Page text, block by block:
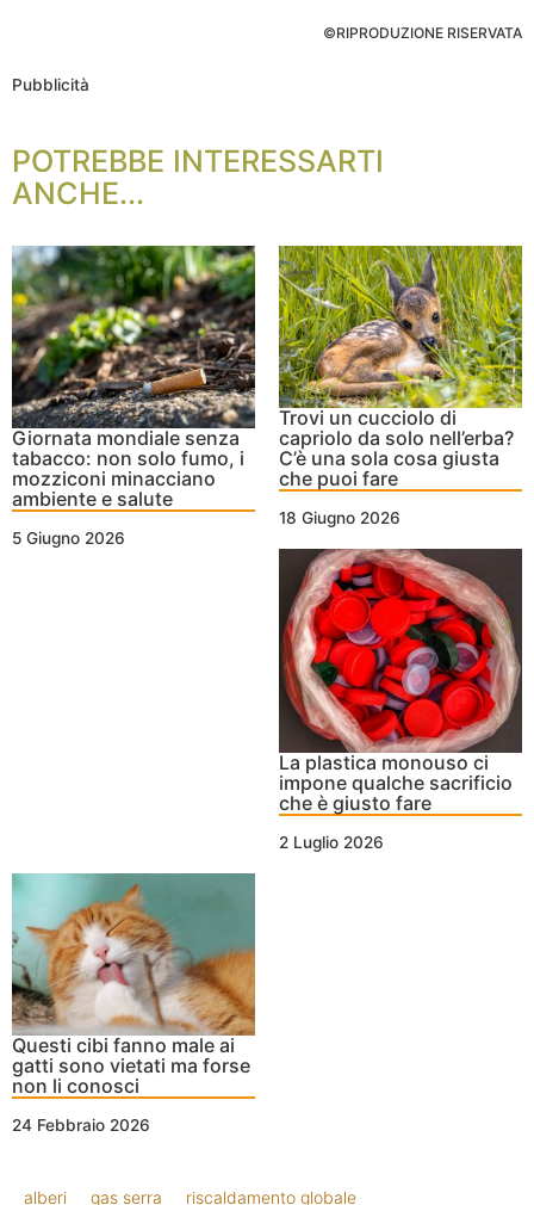
©RIPRODUZIONE RISERVATA
Pubblicità
POTREBBE INTERESSARTI
ANCHE...
Giornata mondiale senza
tabacco: non solo fumo, i
mozziconi minacciano
ambiente e salute
5 Giugno 2026
Trovi un cucciolo di
capriolo da solo nell’erba?
C’è una sola cosa giusta
che puoi fare
18 Giugno 2026
La plastica monouso ci
impone qualche sacrificio
che è giusto fare
2 Luglio 2026
Questi cibi fanno male ai
gatti sono vietati ma forse
non li conosci
24 Febbraio 2026
alberi gas serra riscaldamento globale